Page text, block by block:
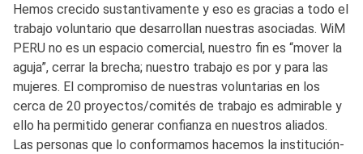
Hemos crecido sustantivamente y eso es gracias a todo el
trabajo voluntario que desarrollan nuestras asociadas. WiM
PERU no es un espacio comercial, nuestro fin es “mover la
aguja”, cerrar la brecha; nuestro trabajo es por y para las
mujeres. El compromiso de nuestras voluntarias en los
cerca de 20 proyectos/comités de trabajo es admirable y
ello ha permitido generar confianza en nuestros aliados.
Las personas que lo conformamos hacemos la institución-